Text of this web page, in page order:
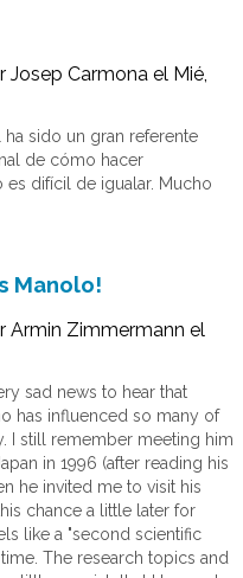
Josep Carmona el Mié,
ha sido un gran referente
de cómo hacer
difícil de igualar. Mucho
Manolo!
Armin Zimmermann el
sad news to hear that
has influenced so many of
I still remember meeting him
in 1996 (after reading his
he invited me to visit his
chance a little later for
like a "second scientific
The research topics and